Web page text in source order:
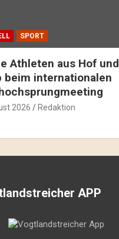
SPORT
Athleten aus Hof und
beim internationalen
2026 Redaktion
APP